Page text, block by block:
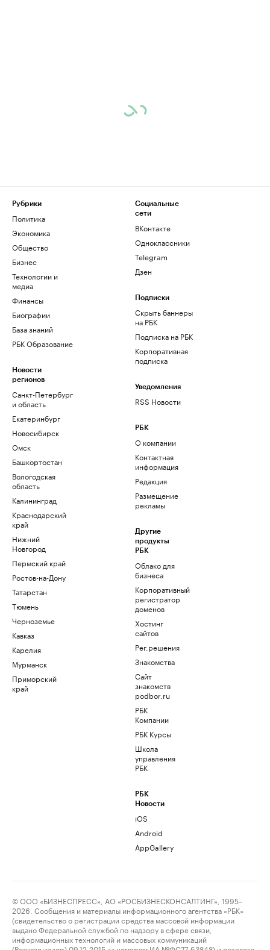
Рубрики
Политика
Экономика
Общество
Бизнес
Технологии и
медиа
Финансы
Биографии
База знаний
РБК Образование
Новости
регионов
Санкт-Петербург
и область
Екатеринбург
Новосибирск
Омск
Башкортостан
Вологодская
область
Калининград
Краснодарский
край
Нижний
Новгород
Пермский край
Ростов-на-Дону
Татарстан
Тюмень
Черноземье
Кавказ
Карелия
Мурманск
Приморский
край
Социальные
сети
ВКонтакте
Одноклассники
Telegram
Дзен
Подписки
Скрыть баннеры
на РБК
Подписка на РБК
Корпоративная
подписка
Уведомления
RSS Новости
РБК
О компании
Контактная
информация
Редакция
Размещение
рекламы
Другие
продукты
РБК
Облако для
бизнеса
Корпоративный
регистратор
доменов
Хостинг
сайтов
Рег.решения
Знакомства
Сайт
знакомств
podbor.ru
РБК
Компании
РБК Курсы
Школа
управления
РБК
РБК
Новости
iOS
Android
AppGallery
© ООО «БИЗНЕСПРЕСС», АО «РОСБИЗНЕСКОНСАЛТИНГ», 1995–
2026. Сообщения и материалы информационного агентства «РБК»
(свидетельство о регистрации средства массовой информации
выдано Федеральной службой по надзору в сфере связи,
информационных технологий и массовых коммуникаций